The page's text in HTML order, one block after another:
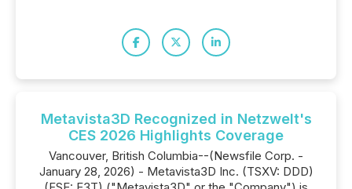
Metavista3D Recognized in Netzwelt's
CES 2026 Highlights Coverage
Vancouver, British Columbia--(Newsfile Corp. -
January 28, 2026) - Metavista3D Inc. (TSXV: DDD)